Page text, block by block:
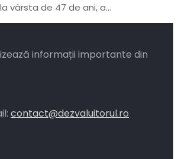
vârsta de 47 de ani, a...
informații importante din
contact@dezvaluitorul.ro